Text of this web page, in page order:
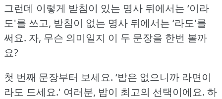
그런데 이렇게 받침이 있는 명사 뒤에서는 ‘이라
도'를 쓰고, 받침이 없는 명사 뒤에서는 ‘라도'를
써요. 자, 무슨 의미일지 이 두 문장을 한번 볼까
요?
첫 번째 문장부터 보세요. ‘밥은 없으니까 라면이
라도 드세요.' 여러분, 밥이 최고의 선택이에요. 하